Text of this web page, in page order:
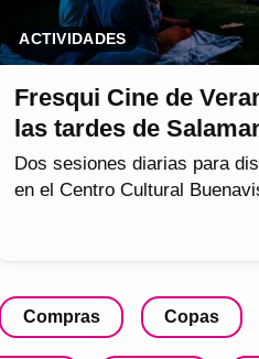
ACTIVIDADES
Fresqui Cine de
las tardes de
Dos sesiones diarias para
en el Centro Cultural
Compras Copas